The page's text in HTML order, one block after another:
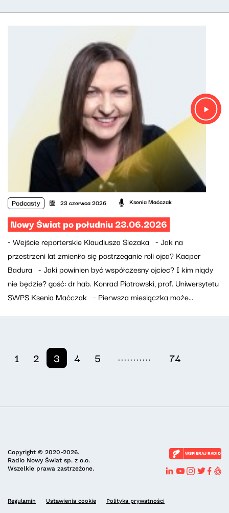
Podcasty 23 czerwca 2026 Ksenia Maćczak
Nowy Świat po południu 23.06.2026
- Wejście reporterskie Klaudiusza Slezaka - Jak na
przestrzeni lat zmieniło się postrzeganie roli ojca? Kacper
Badura - Jaki powinien być współczesny ojciec? I kim nigdy
nie będzie? gość: dr hab. Konrad Piotrowski, prof. Uniwersytetu
SWPS Ksenia Maćczak - Pierwsza miesiączka może...
1 2 3 4 5 ........... 74
Copyright © 2020-2026.
Radio Nowy Świat sp. z o.o.
Wszelkie prawa zastrzeżone.
WSPIERAJ RADIO
Regulamin Ustawienia cookie Polityka prywatności